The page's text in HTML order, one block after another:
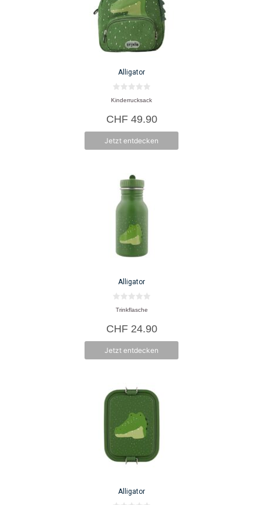
Alligator
0
v
n
5
Kinderrucksack
CHF49.90
Jetzt entdecken
Alligator
0
n
5
Trinkflasche
CHF24.90
Jetzt entdecken
Alligator